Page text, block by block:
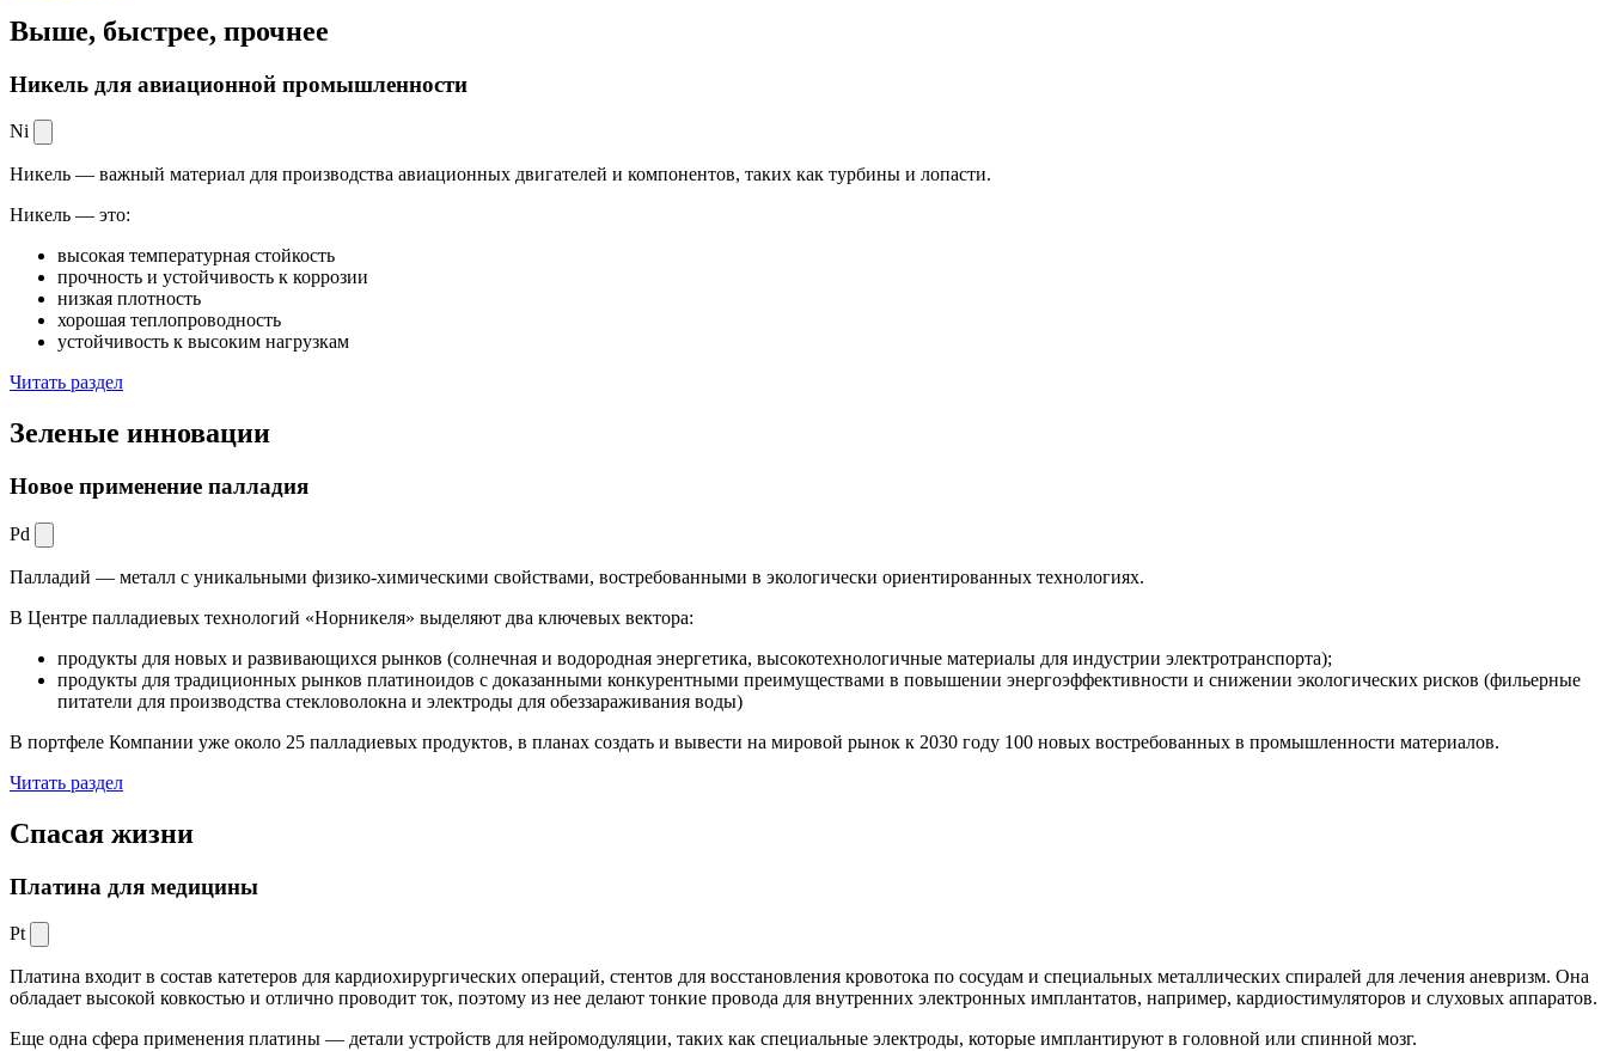
Выше, быстрее, прочнее
Никель для авиационной промышленности
Ni
Никель — важный материал для производства авиационных двигателей и компонентов, таких как турбины и лопасти.
Никель — это:
высокая температурная стойкость
прочность и устойчивость к коррозии
низкая плотность
хорошая теплопроводность
устойчивость к высоким нагрузкам
Читать раздел
Зеленые инновации
Новое применение палладия
Pd
Палладий — металл с уникальными физико-химическими свойствами, востребованными в экологически ориентированных технологиях.
В Центре палладиевых технологий «Норникеля» выделяют два ключевых вектора:
продукты для новых и развивающихся рынков (солнечная и водородная энергетика, высокотехнологичные материалы для индустрии электротранспорта);
продукты для традиционных рынков платиноидов с доказанными конкурентными преимуществами в повышении энергоэффективности и снижении экологических рисков (фильерные
питатели для производства стекловолокна и электроды для обеззараживания воды)
В портфеле Компании уже около 25 палладиевых продуктов, в планах создать и вывести на мировой рынок к 2030 году 100 новых востребованных в промышленности материалов.
Читать раздел
Спасая жизни
Платина для медицины
Pt
Платина входит в состав катетеров для кардиохирургических операций, стентов для восстановления кровотока по сосудам и специальных металлических спиралей для лечения аневризм. Она
обладает высокой ковкостью и отлично проводит ток, поэтому из нее делают тонкие провода для внутренних электронных имплантатов, например, кардиостимуляторов и слуховых аппаратов.
Еще одна сфера применения платины — детали устройств для нейромодуляции, таких как специальные электроды, которые имплантируют в головной или спинной мозг.